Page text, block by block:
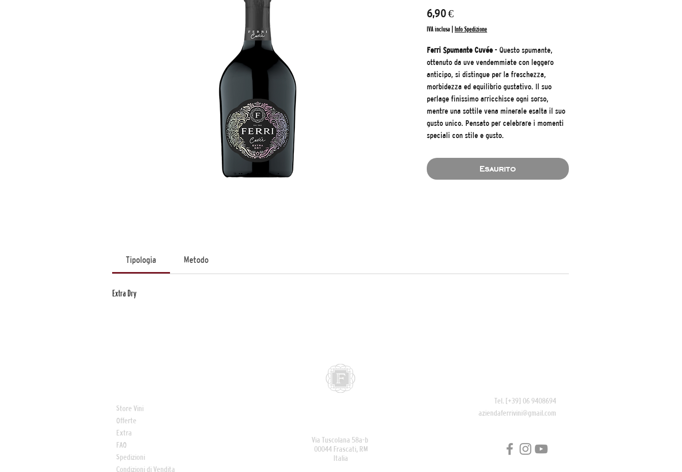
6,90 €Prezzo
IVA inclusa Info Spedizione
Ferri Spumante Cuvée- Questo spumante,
ottenuto da uve vendemmiate con leggero
anticipo, si distingue per la freschezza,
morbidezza ed equilibrio gustativo. Il suo
perlage finissimo arricchisce ogni sorso,
mentre una sottile vena minerale esalta il suo
gusto unico. Pensato per celebrare i momenti
speciali con stile e gusto.
Esaurito
Tipologia Metodo
Extra Dry
Store Vini
Offerte
Extra
FAQ
Spedizioni
Condizioni di Vendita
Via Tuscolana 58a-b
00044 Frascati, RM
Italia
Tel. [+39] 06 9408694
aziendaferrivini@gmail.com